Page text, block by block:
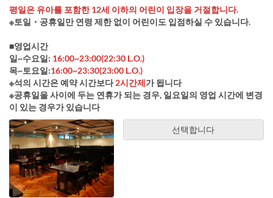
평일은 유아를 포함한 12세 이하의 어린이 입장을 거절합니다.
※토일・공휴일만 연령 제한 없이 어린이도 입점하실 수 있습니다.
■영업시간
일~수요일: 16:00~23:00(22:30 L.O.)
목~토요일:16:00~23:30(23:00 L.O.)
※석의 시간은 예약 시간보다2시간제가 됩니다
※공휴일을 사이에 두는 연휴가 되는 경우, 일요일의 영업 시간에 변경
이 있는 경우가 있습니다
선택합니다